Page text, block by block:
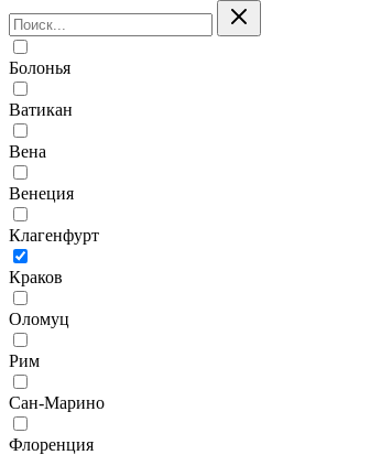
Болонья
Ватикан
Вена
Венеция
Клагенфурт
Краков
Оломуц
Рим
Сан-Марино
Флоренция